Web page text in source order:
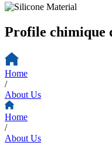
Profile chimique
Home
/
About Us
Home
/
About Us